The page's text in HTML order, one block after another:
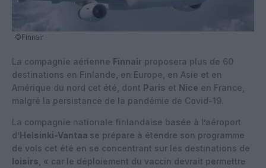
©Finnair
La compagnie aérienne Finnair proposera plus de 60
destinations en Finlande, en Europe, en Asie et en
Amérique du nord cet été, dont Paris et Nice en France,
malgré la persistance de la pandémie de Covid-19.
La compagnie nationale finlandaise basée à l’aéroport
d’Helsinki-Vantaa se prépare à étendre son programme
de vols cet été en se concentrant sur les destinations de
loisirs , « car le déploiement du vaccin devrait permettre